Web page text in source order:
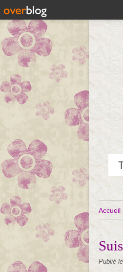
Accueil
Publié le